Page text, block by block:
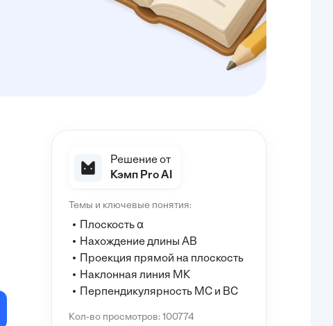
Решение от
Кэмп Pro AI
Темы и ключевые понятия:
Плоскость α
Нахождение длины AB
Проекция прямой на плоскость
Наклонная линия MK
Перпендикулярность MC и BC
Кол-во просмотров: 100774